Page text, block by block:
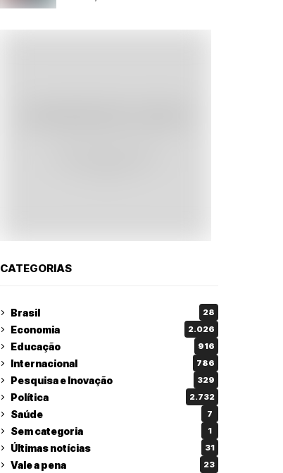
CATEGORIAS
Brasil 28
Economia 2.026
Educação 916
Internacional 786
Pesquisa e Inovação 329
Política 2.732
Saúde 7
Sem categoria 1
Últimas notícias 31
Vale a pena 23